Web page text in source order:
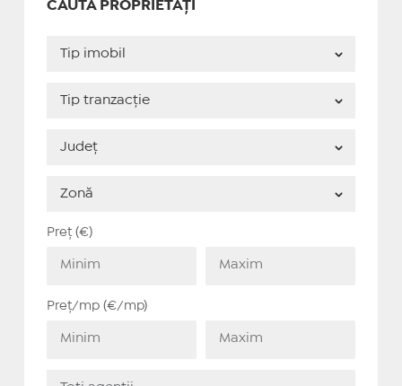
CAUTĂ PROPRIETĂȚI
Preț (€)
Preț/mp (€/mp)